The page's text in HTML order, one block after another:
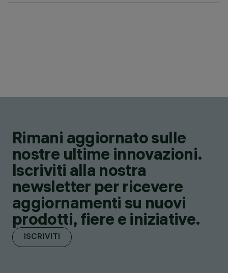
Rimani aggiornato sulle
nostre ultime innovazioni.
Iscriviti alla nostra
newsletter per ricevere
aggiornamenti su nuovi
prodotti, fiere e iniziative.
ISCRIVITI